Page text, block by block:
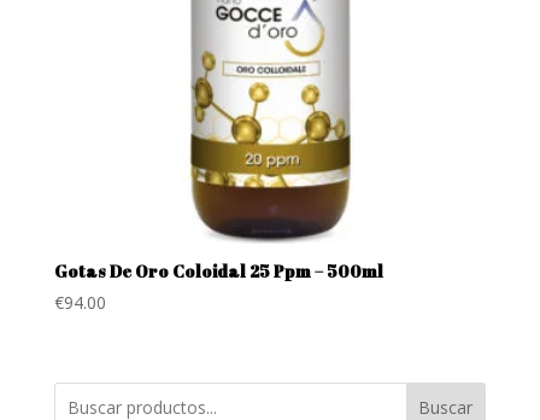
Gotas De Oro Coloidal 25 Ppm – 500ml
€94.00
Buscar